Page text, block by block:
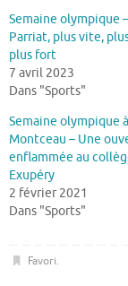
Semaine olympique
Parriat, plus vite,
plus fort
7 avril 2023
Dans "Sports"
Semaine olympique à
Montceau – Une
enflammée au
Exupéry
2 février 2021
Dans "Sports"
Favori.